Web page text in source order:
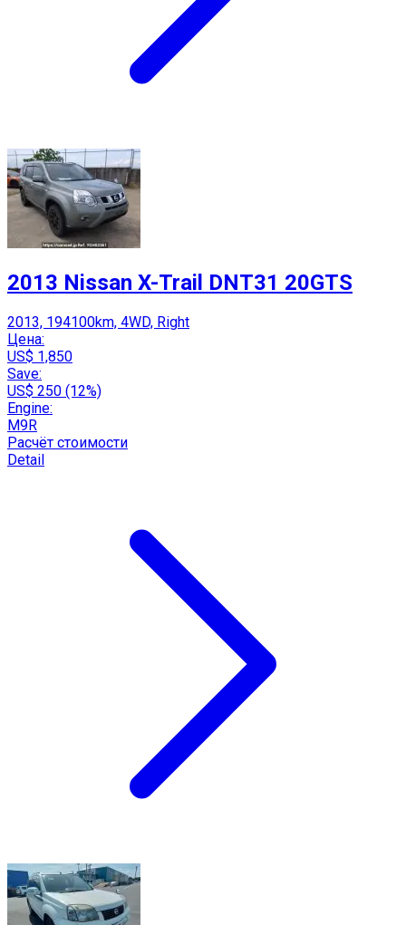
2013 Nissan X-Trail DNT31 20GTS
2013, 194100km, 4WD, Right
Цена:
US$ 1,850
Save:
US$ 250 (12%)
Engine:
M9R
Расчёт стоимости
Detail